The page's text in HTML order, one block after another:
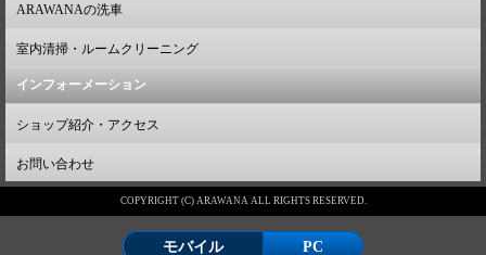
ARAWANAの洗車
室内清掃・ルームクリーニング
インフォーメーション
ショップ紹介・アクセス
お問い合わせ
COPYRIGHT (C) ARAWANA ALL RIGHTS RESERVED.
モバイル PC